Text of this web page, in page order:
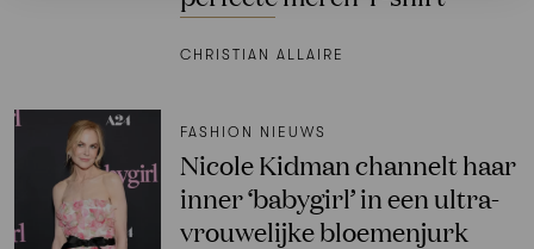
CHRISTIAN ALLAIRE
FASHION NIEUWS
Nicole Kidman channelt haar
inner ‘babygirl’ in een ultra-
vrouwelijke bloemenjurk